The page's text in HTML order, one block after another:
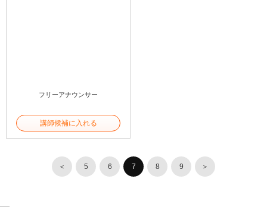
フリーアナウンサー
講師候補に入れる
＜ 5 6 7 8 9 ＞